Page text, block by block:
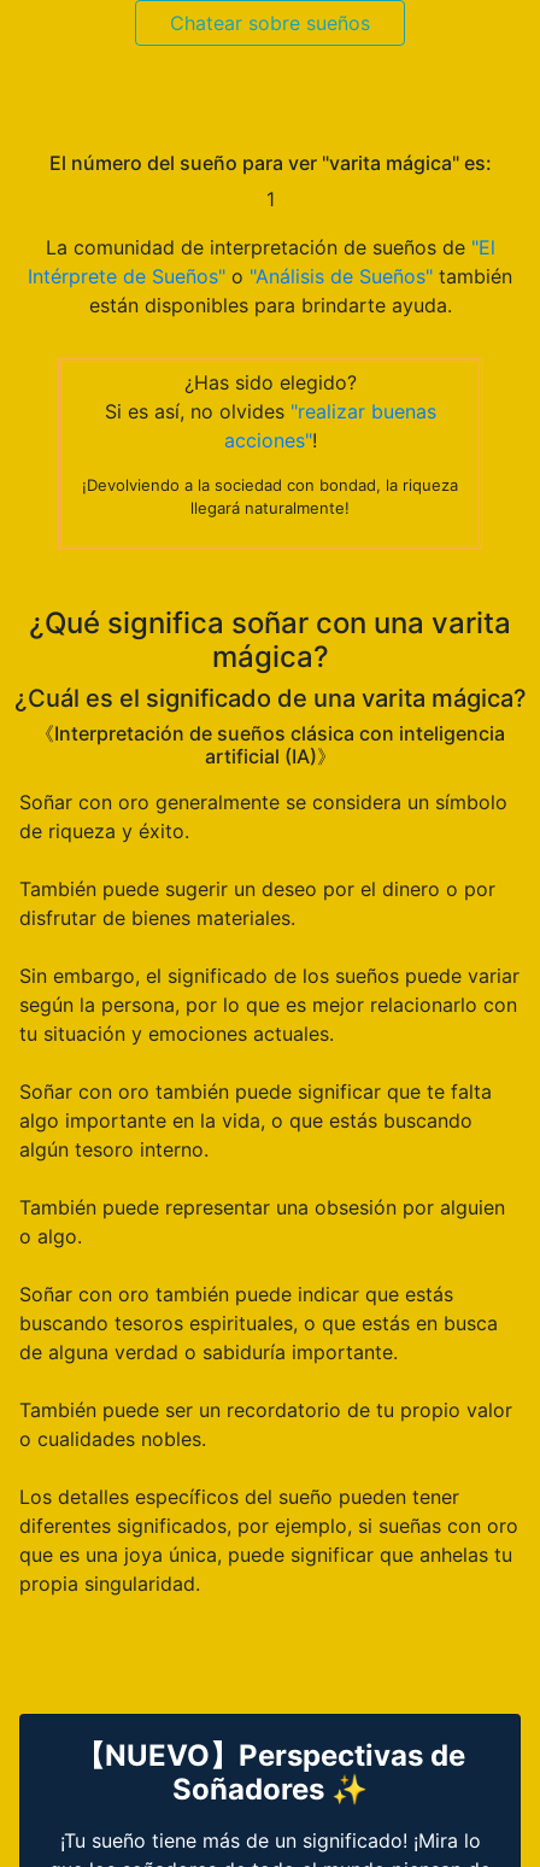
Chatear sobre sueños
El número del sueño para ver "varita mágica" es:
1
La comunidad de interpretación de sueños de "El
Intérprete de Sueños" o "Análisis de Sueños" también
están disponibles para brindarte ayuda.
¿Has sido elegido?
Si es así, no olvides "realizar buenas
acciones"!
¡Devolviendo a la sociedad con bondad, la riqueza
llegará naturalmente!
¿Qué significa soñar con una varita
mágica?
¿Cuál es el significado de una varita mágica?
《Interpretación de sueños clásica con inteligencia
artificial (IA)》
Soñar con oro generalmente se considera un símbolo
de riqueza y éxito.
También puede sugerir un deseo por el dinero o por
disfrutar de bienes materiales.
Sin embargo, el significado de los sueños puede variar
según la persona, por lo que es mejor relacionarlo con
tu situación y emociones actuales.
Soñar con oro también puede significar que te falta
algo importante en la vida, o que estás buscando
algún tesoro interno.
También puede representar una obsesión por alguien
o algo.
Soñar con oro también puede indicar que estás
buscando tesoros espirituales, o que estás en busca
de alguna verdad o sabiduría importante.
También puede ser un recordatorio de tu propio valor
o cualidades nobles.
Los detalles específicos del sueño pueden tener
diferentes significados, por ejemplo, si sueñas con oro
que es una joya única, puede significar que anhelas tu
propia singularidad.
【NUEVO】Perspectivas de
Soñadores ✨
¡Tu sueño tiene más de un significado! ¡Mira lo